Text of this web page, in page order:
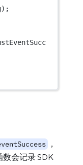
，
数会记录 SDK